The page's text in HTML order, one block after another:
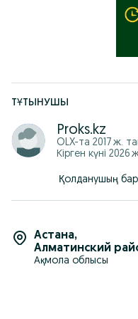
Смотрите другие наши
ТҰТЫНУШЫ
Proks.kz
OLX-та 2017 ж.
Кірген күні
Қолданушың
Астана,
Алматинский
Ақмола облысы